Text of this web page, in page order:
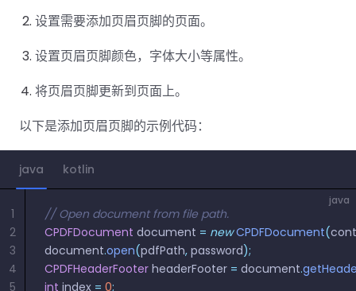
C++
SDK
Python
SDK
React
SDK
免费试用: 立即获取您的 30 天免费试用许可证。
中小企业支
为初创公司和团队提供可负担且合理的价
Java
指南
.NET 指
PHP 指
南
Android
指南
Flutter 指
南
iOS 指南
设置需要添加页眉页脚的页面。
设置页眉页脚颜色，字体大小等属性。
将页眉页脚更新到页面上。
以下是添加页眉页脚的示例代码：
java kotlin
java
// Open document from file path.
CPDFDocument document = new CPDFDocument(
document.open(pdfPath, password);
CPDFHeaderFooter headerFooter = document.
int index = 0;
1
2
3
4
5